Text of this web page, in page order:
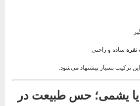
ساده و راحتی
ترکیب بسیار پیشنهاد می‌شود.
یا یشمی؛ حس طبیعت در